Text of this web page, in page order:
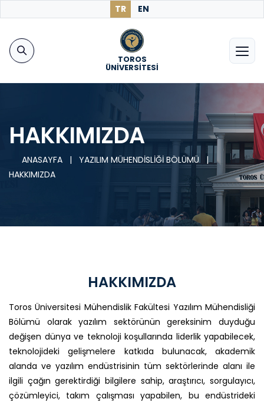
TR EN
TOROS
ÜNİVERSİTESİ
HAKKIMIZDA
ANASAYFA | YAZILIM MÜHENDİSLİĞİ BÖLÜMÜ |
HAKKIMIZDA
HAKKIMIZDA
Toros Üniversitesi Mühendislik Fakültesi Yazılım Mühendisliği
Bölümü olarak yazılım sektörünün gereksinim duyduğu
değişen dünya ve teknoloji koşullarında liderlik yapabilecek,
teknolojideki gelişmelere katkıda bulunacak, akademik
alanda ve yazılım endüstrisinin tüm sektörlerinde alanı ile
ilgili çağın gerektirdiği bilgilere sahip, araştırıcı, sorgulayıcı,
çözümleyici, takım çalışması yapabilen, bu endüstrideki